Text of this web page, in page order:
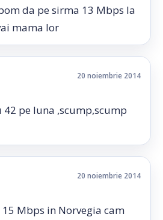
da pe sirma 13 Mbps la
mama lor
20 noiembrie 2014
42 pe luna ,scump,scump
20 noiembrie 2014
Mbps in Norvegia cam